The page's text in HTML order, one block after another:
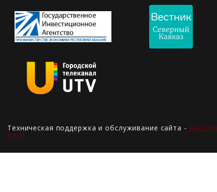
Техническая поддержка и обслуживание сайта -
Нарт